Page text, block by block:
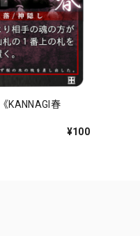
KANNAGI春
¥100